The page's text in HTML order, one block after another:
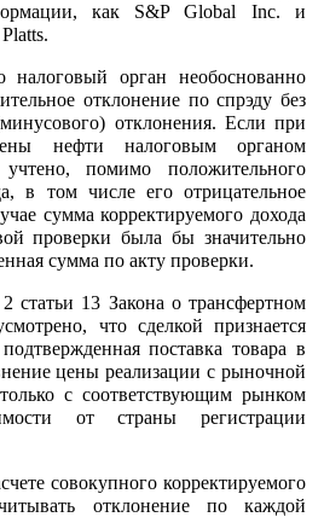
как S&P Global Inc. и
орган необоснованно
отклонение по спрэду без
отклонения. Если при
нефти налоговым органом
помимо положительного
в том числе его отрицательное
сумма корректируемого дохода
проверки была бы значительно
сумма по акту проверки.
статьи 13 Закона о трансфертном
что сделкой признается
поставка товара в
цены реализации с рыночной
с соответствующим рынком
от страны регистрации
совокупного корректируемого
отклонение по каждой